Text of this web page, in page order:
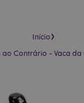
Início›
Contrário - Vaca da